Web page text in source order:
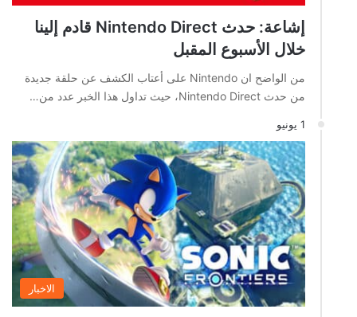
إشاعة: حدث Nintendo Direct قادم إلينا
خلال الأسبوع المقبل
من الواضح ان Nintendo على أعتاب الكشف عن حلقة جديدة
من حدث Nintendo Direct، حيث تداول هذا الخبر عدد من…
1 يونيو
الاخبار